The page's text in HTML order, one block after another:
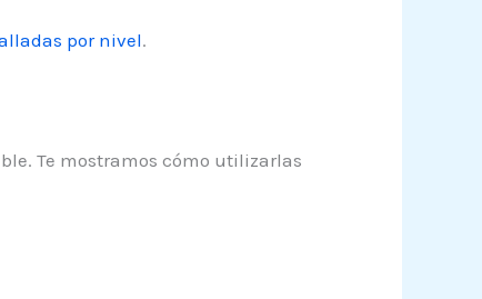
por nivel.
Te mostramos cómo utilizarlas